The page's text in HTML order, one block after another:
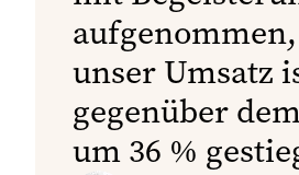
unser Umsatz
gegenüber
um 36 %